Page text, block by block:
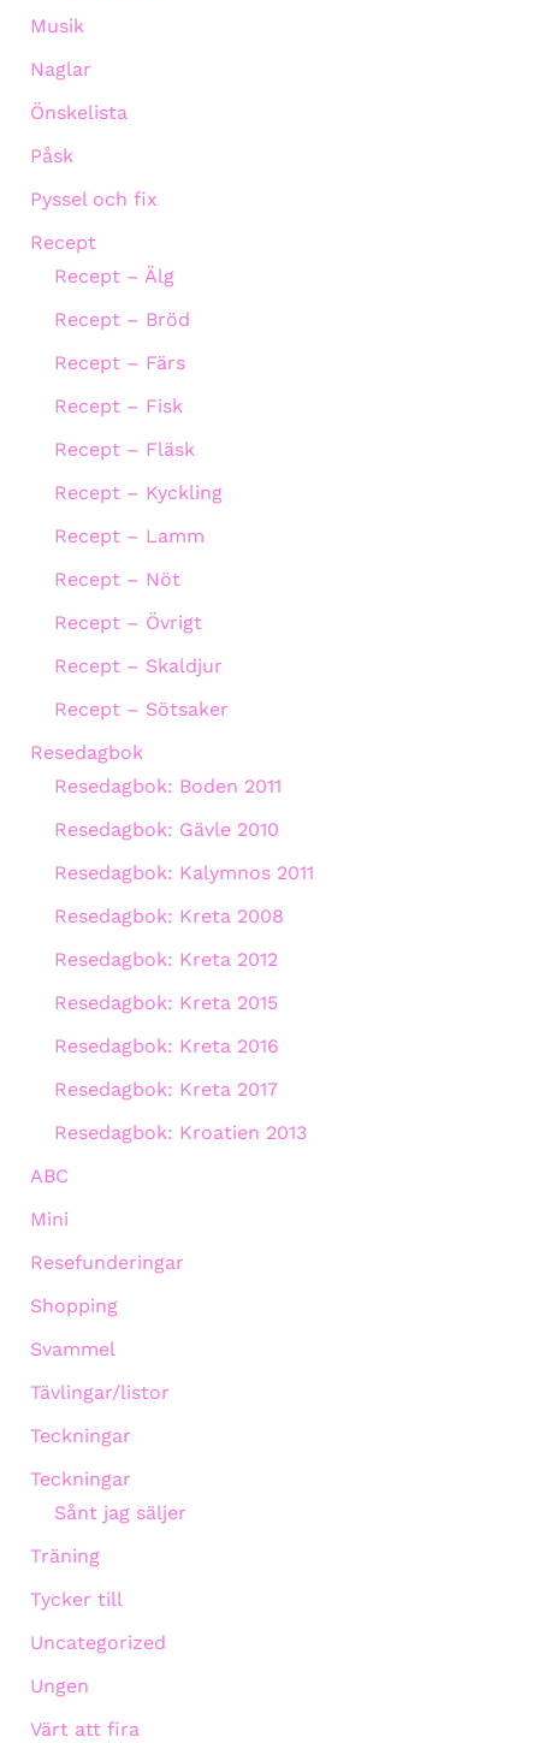
Musik
Naglar
Önskelista
Påsk
Pyssel och fix
Recept
Recept – Älg
Recept – Bröd
Recept – Färs
Recept – Fisk
Recept – Fläsk
Recept – Kyckling
Recept – Lamm
Recept – Nöt
Recept – Övrigt
Recept – Skaldjur
Recept – Sötsaker
Resedagbok
Resedagbok: Boden 2011
Resedagbok: Gävle 2010
Resedagbok: Kalymnos 2011
Resedagbok: Kreta 2008
Resedagbok: Kreta 2012
Resedagbok: Kreta 2015
Resedagbok: Kreta 2016
Resedagbok: Kreta 2017
Resedagbok: Kroatien 2013
ABC
Mini
Resefunderingar
Shopping
Svammel
Tävlingar/listor
Teckningar
Teckningar
Sånt jag säljer
Träning
Tycker till
Uncategorized
Ungen
Värt att fira